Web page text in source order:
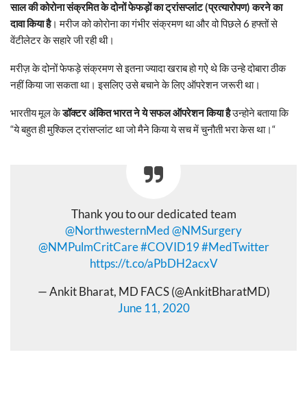
साल की कोरोना संक्रमित के दोनों फेफड़ों का ट्रांसप्लांट (प्रत्यारोपण) करने का
दावा किया है। मरीज को कोरोना का गंभीर संक्रमण था और वो पिछले 6 हफ्तों से
वेंटीलेटर के सहारे जी रही थी।
मरीज़ के दोनों फेफड़े संक्रमण से इतना ज्यादा खराब हो गऐ थे कि उन्हे दोबारा ठीक
नहीं किया जा सकता था। इसलिए उसे बचाने के लिए ऑपरेशन जरूरी था।
भारतीय मूल केडॉक्टर अंकित भारत ने ये सफल ऑपरेशन किया हैउन्होने बताया कि
“ये बहुत ही मुश्किल ट्रांसप्लांट था जो मैने किया ये सच में चुनौती भरा केस था।“
Thank you to our dedicated team
@NorthwesternMed @NMSurgery
@NMPulmCritCare#COVID19#MedTwitter
https://t.co/aPbDH2acxV
— Ankit Bharat, MD FACS (@AnkitBharatMD)
June 11, 2020